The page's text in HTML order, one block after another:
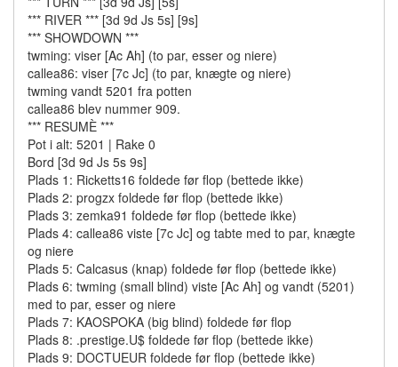
*** RIVER *** [3d 9d Js 5s] [9s]
*** SHOWDOWN ***
twming: viser [Ac Ah] (to par, esser og niere)
callea86: viser [7c Jc] (to par, knægte og niere)
twming vandt 5201 fra potten
callea86 blev nummer 909.
*** RESUMÈ ***
Pot i alt: 5201 | Rake 0
Bord [3d 9d Js 5s 9s]
Plads 1: Ricketts16 foldede før flop (bettede ikke)
Plads 2: progzx foldede før flop (bettede ikke)
Plads 3: zemka91 foldede før flop (bettede ikke)
Plads 4: callea86 viste [7c Jc] og tabte med to par, knægte
og niere
Plads 5: Calcasus (knap) foldede før flop (bettede ikke)
Plads 6: twming (small blind) viste [Ac Ah] og vandt (5201)
med to par, esser og niere
Plads 7: KAOSPOKA (big blind) foldede før flop
Plads 8: .prestige.U$ foldede før flop (bettede ikke)
Plads 9: DOCTUEUR foldede før flop (bettede ikke)